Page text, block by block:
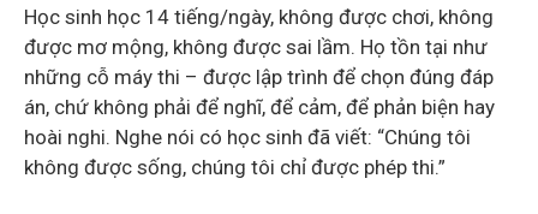
Học sinh học 14 tiếng/ngày, không được chơi, không
được mơ mộng, không được sai lầm. Họ tồn tại như
những cỗ máy thi – được lập trình để chọn đúng đáp
án, chứ không phải để nghĩ, để cảm, để phản biện hay
hoài nghi. Nghe nói có học sinh đã viết: “Chúng tôi
không được sống, chúng tôi chỉ được phép thi.”